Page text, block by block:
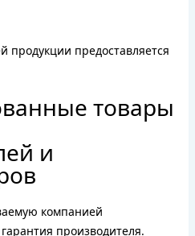
продукции предоставляется
товары
и
компанией
гарантия производителя.